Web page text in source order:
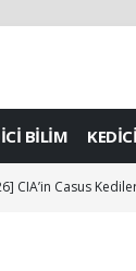
BİLİM
CIA’in Casus